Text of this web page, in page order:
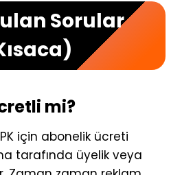
Sorular
mi?
için abonelik ücreti
tarafında üyelik veya